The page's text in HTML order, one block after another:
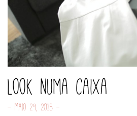
Look numa caixa
- Maio 29, 2015 -